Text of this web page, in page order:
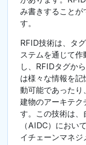
み書きすることが
す。
RFID技術は、タ
ステムを通じて
し、RFIDタグか
は様々な情報を
動可能であったり
建物のアーキテク
す。この技術は、
（AIDC）におい
イチェーンマネジ